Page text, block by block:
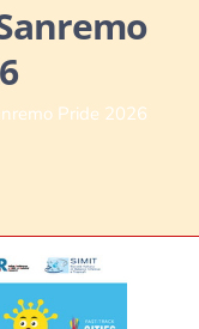
Pride 2026